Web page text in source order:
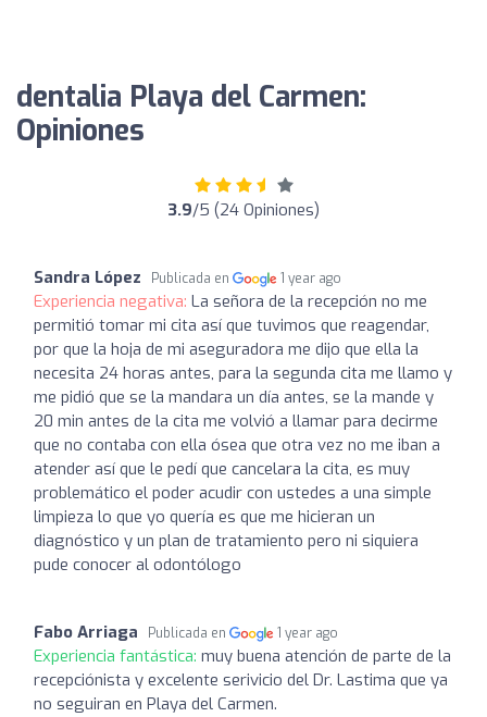
dentalia Playa del Carmen:
Opiniones
3.9/5 (24 Opiniones)
Sandra López Publicada en 1 year ago
Experiencia negativa: La señora de la recepción no me
permitió tomar mi cita así que tuvimos que reagendar,
por que la hoja de mi aseguradora me dijo que ella la
necesita 24 horas antes, para la segunda cita me llamo y
me pidió que se la mandara un día antes, se la mande y
20 min antes de la cita me volvió a llamar para decirme
que no contaba con ella ósea que otra vez no me iban a
atender así que le pedí que cancelara la cita, es muy
problemático el poder acudir con ustedes a una simple
limpieza lo que yo quería es que me hicieran un
diagnóstico y un plan de tratamiento pero ni siquiera
pude conocer al odontólogo
Fabo Arriaga Publicada en 1 year ago
Experiencia fantástica: muy buena atención de parte de la
recepciónista y excelente serivicio del Dr. Lastima que ya
no seguiran en Playa del Carmen.